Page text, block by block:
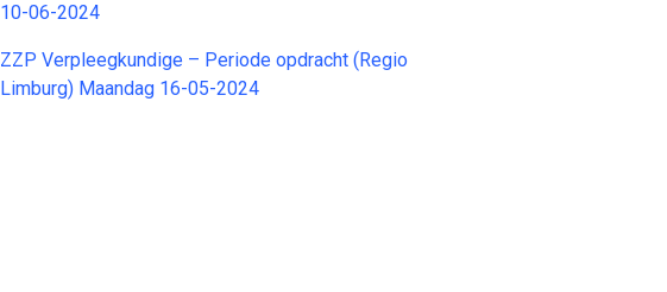
10-06-2024
ZZP Verpleegkundige – Periode opdracht (Regio
Limburg) Maandag 16-05-2024